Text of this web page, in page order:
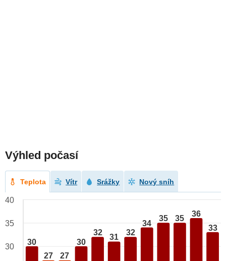
Výhled počasí
Teplota Vítr Srážky Nový sníh
30
27 27
30
32
31
32
34
35 35
36
33
40
35
30